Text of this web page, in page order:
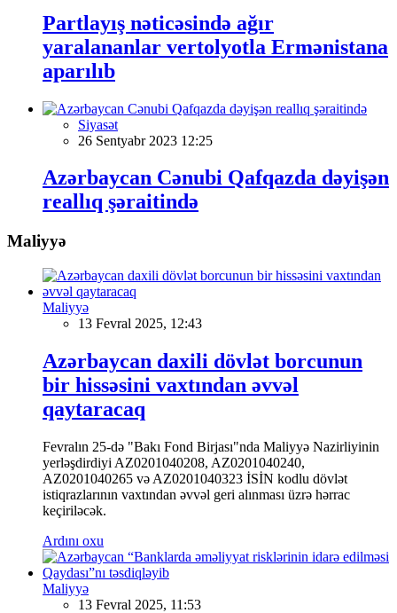
Partlayış nəticəsində ağır
yaralananlar vertolyotla Ermənistana
aparılıb
Siyasət
26 Sentyabr 2023 12:25
Azərbaycan Cənubi Qafqazda dəyişən
reallıq şəraitində
Maliyyə
Maliyyə
13 Fevral 2025, 12:43
Azərbaycan daxili dövlət borcunun
bir hissəsini vaxtından əvvəl
qaytaracaq
Fevralın 25-də "Bakı Fond Birjası"nda Maliyyə Nazirliyinin
yerləşdirdiyi AZ0201040208, AZ0201040240,
AZ0201040265 və AZ0201040323 İSİN kodlu dövlət
istiqrazlarının vaxtından əvvəl geri alınması üzrə hərrac
keçiriləcək.
Ardını oxu
Maliyyə
13 Fevral 2025, 11:53